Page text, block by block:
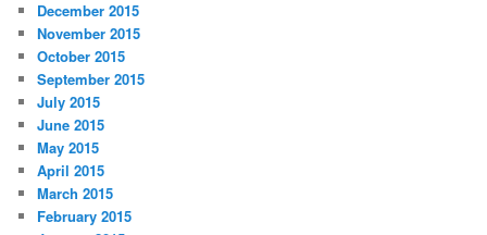
December 2015
November 2015
October 2015
September 2015
July 2015
June 2015
May 2015
April 2015
March 2015
February 2015